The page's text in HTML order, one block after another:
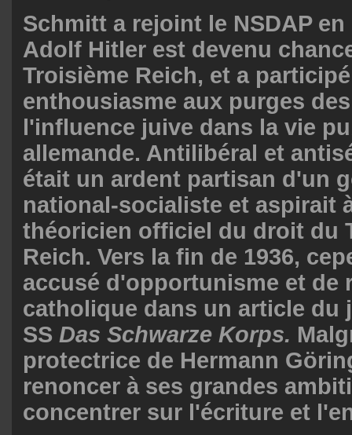
Schmitt a rejoint le NSDAP
Adolf Hitler est devenu
Troisième Reich, et a
enthousiasme aux purges
l'influence juive dans la vie
allemande. Antilibéral et
était un ardent partisan d'un
national-socialiste et aspirait
théoricien officiel du droit du
Reich. Vers la fin de 1936,
accusé d'opportunisme et de
catholique dans un article du
SS Das Schwarze Korps.
protectrice de Hermann
renoncer à ses grandes
concentrer sur l'écriture et